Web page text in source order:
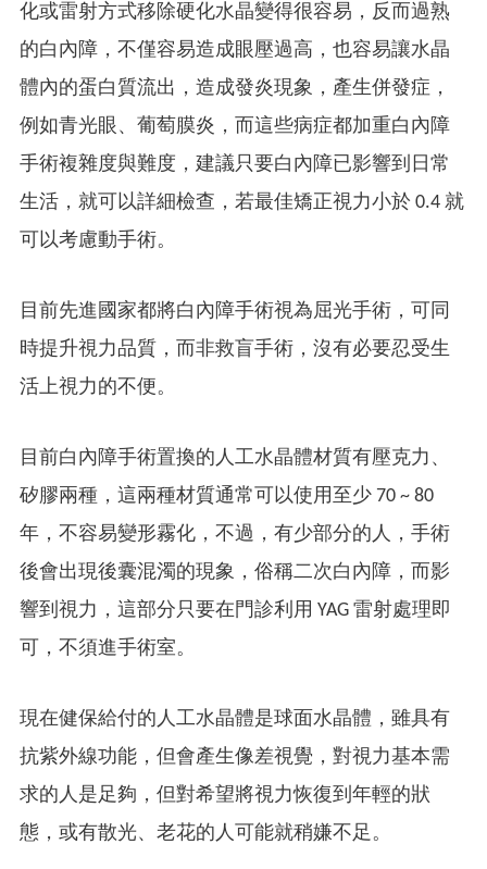
化或雷射方式移除硬化水晶變得很容易，反而過熟
的白內障，不僅容易造成眼壓過高，也容易讓水晶
體內的蛋白質流出，造成發炎現象，產生併發症，
例如青光眼、葡萄膜炎，而這些病症都加重白內障
手術複雜度與難度，建議只要白內障已影響到日常
生活，就可以詳細檢查，若最佳矯正視力小於 0.4 就
可以考慮動手術。
目前先進國家都將白內障手術視為屈光手術，可同
時提升視力品質，而非救盲手術，沒有必要忍受生
活上視力的不便。
目前白內障手術置換的人工水晶體材質有壓克力、
矽膠兩種，這兩種材質通常可以使用至少 70 ~ 80
年，不容易變形霧化，不過，有少部分的人，手術
後會出現後囊混濁的現象，俗稱二次白內障，而影
響到視力，這部分只要在門診利用 YAG 雷射處理即
可，不須進手術室。
現在健保給付的人工水晶體是球面水晶體，雖具有
抗紫外線功能，但會產生像差視覺，對視力基本需
求的人是足夠，但對希望將視力恢復到年輕的狀
態，或有散光、老花的人可能就稍嫌不足。